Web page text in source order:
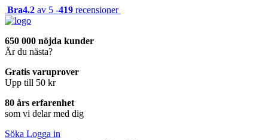
Bra4.2 av 5 -419 recensioner
650 000 nöjda kunder
Är du nästa?
Gratis varuprover
Upp till 50 kr
80 års erfarenhet
som vi delar med dig
Söka Logga in